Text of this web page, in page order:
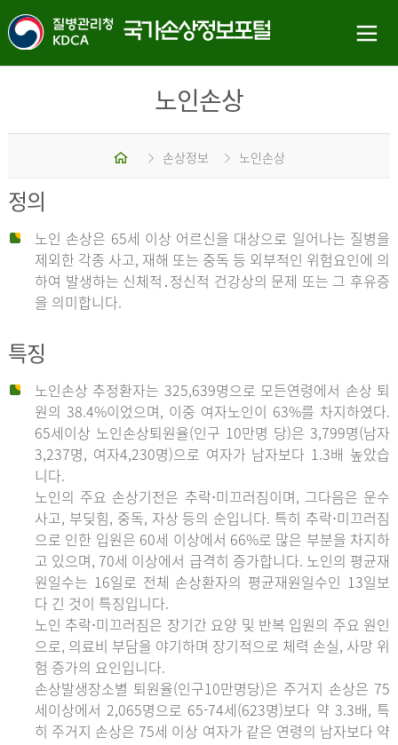
노인손상
홈 손상정보 노인손상
정의
노인 손상은 65세 이상 어르신을 대상으로 일어나는 질병을
제외한 각종 사고, 재해 또는 중독 등 외부적인 위험요인에 의
하여 발생하는 신체적․정신적 건강상의 문제 또는 그 후유증
을 의미합니다.
특징
노인손상 추정환자는 325,639명으로 모든연령에서 손상 퇴
원의 38.4%이었으며, 이중 여자노인이 63%를 차지하였다.
65세이상 노인손상퇴원율(인구 10만명 당)은 3,799명(남자
3,237명, 여자4,230명)으로 여자가 남자보다 1.3배 높았습
니다.
노인의 주요 손상기전은 추락⋅미끄러짐이며, 그다음은 운수
사고, 부딪힘, 중독, 자상 등의 순입니다. 특히 추락⋅미끄러짐
으로 인한 입원은 60세 이상에서 66%로 많은 부분을 차지하
고 있으며, 70세 이상에서 급격히 증가합니다. 노인의 평균재
원일수는 16일로 전체 손상환자의 평균재원일수인 13일보
다 긴 것이 특징입니다.
노인 추락⋅미끄러짐은 장기간 요양 및 반복 입원의 주요 원인
으로, 의료비 부담을 야기하며 장기적으로 체력 손실, 사망 위
험 증가의 요인입니다.
손상발생장소별 퇴원율(인구10만명당)은 주거지 손상은 75
세이상에서 2,065명으로 65-74세(623명)보다 약 3.3배, 특
히 주거지 손상은 75세 이상 여자가 같은 연령의 남자보다 약